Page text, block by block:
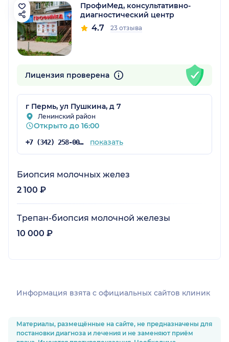
ПрофиМед, консультативно-
диагностический центр
4.7 23 отзыва
Лицензия проверена
г Пермь, ул Пушкина, д 7
Ленинский район
Открыто до 16:00
+7 (342) 258-00-11 показать
Биопсия молочных желез
2 100 ₽
Трепан-биопсия молочной железы
10 000 ₽
Информация взята c официальных сайтов клиник
Материалы, размещённые на сайте, не предназначены для
постановки диагноза и лечения и не заменяют приём